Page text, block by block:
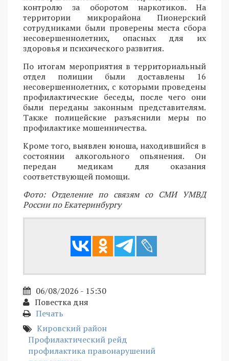
контролю за оборотом наркотиков. На
территории микрорайона Пионерский
сотрудниками были проверены места сбора
несовершеннолетних, опасных для их
здоровья и психического развития.
По итогам мероприятия в территориальный
отдел полиции были доставлены 16
несовершеннолетних, с которыми проведены
профилактические беседы, после чего они
были переданы законным представителям.
Также полицейские разъяснили меры по
профилактике мошенничества.
Кроме того, выявлен юноша, находившийся в
состоянии алкогольного опьянения. Он
передан медикам для оказания
соответствующей помощи.
Фото: Отделение по связям со СМИ УМВД
России по Екатеринбургу
06/08/2026 - 15:30
Повестка дня
Печать
Кировский район
Профилактический рейд
профилактика правонарушений